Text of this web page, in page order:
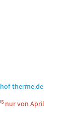
therme.de
nur von April